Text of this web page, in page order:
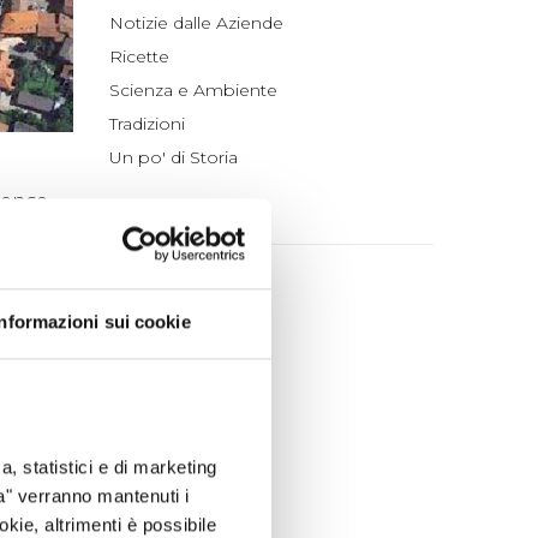
sui cookie
statistici e di marketing
verranno mantenuti i
altrimenti è possibile
che
la
la
e
Notizie dalle Aziende
Ricette
Scienza e Ambiente
Tradizioni
Un po' di Storia
ARCHIVIO
2026
febbraio (4)
gennaio (5)